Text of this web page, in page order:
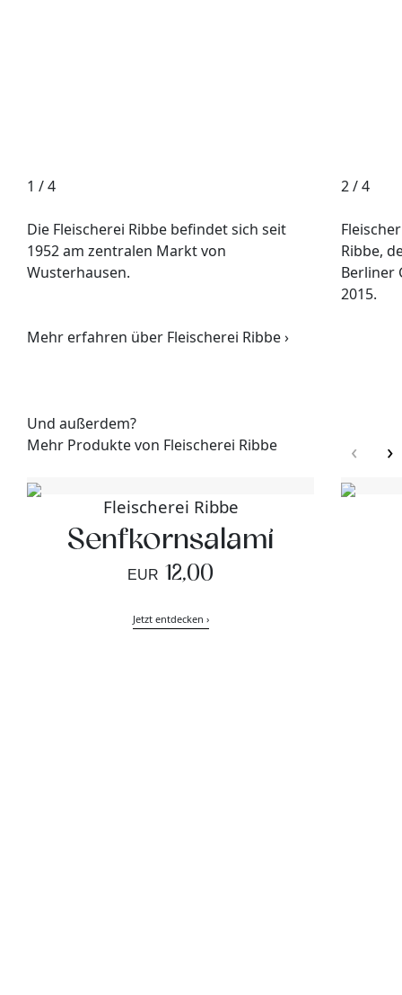
1 / 4
Die Fleischerei Ribbe befindet sich seit
1952 am zentralen Markt von
Wusterhausen.
2 / 4
Ribbe,
Berliner
2015.
Mehr erfahren über Fleischerei Ribbe ›
Und außerdem?
Mehr Produkte von Fleischerei Ribbe
Fleischerei Ribbe
Senfkornsalami
EUR 12,00
Jetzt entdecken ›
‹ ›